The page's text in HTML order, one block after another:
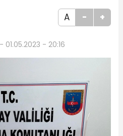
A - +
- 20:16